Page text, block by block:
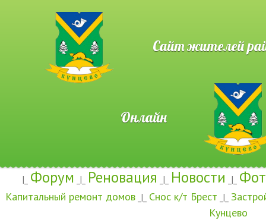
Сайт жителей
Онлайн
|_ Форум _|_ Реновация _|_ Новости _|_
Капитальный ремонт домов _|_ Снос к/т Брест _|_
Кунцево